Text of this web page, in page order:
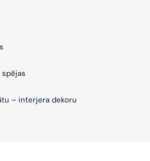
– interjera dekoru